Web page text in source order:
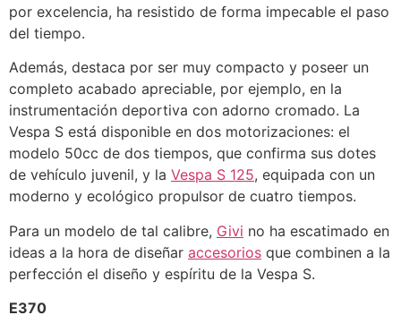
por excelencia, ha resistido de forma impecable el paso
del tiempo.
Además, destaca por ser muy compacto y poseer un
completo acabado apreciable, por ejemplo, en la
instrumentación deportiva con adorno cromado. La
Vespa S está disponible en dos motorizaciones: el
modelo 50cc de dos tiempos, que confirma sus dotes
de vehículo juvenil, y la Vespa S 125, equipada con un
moderno y ecológico propulsor de cuatro tiempos.
Para un modelo de tal calibre, Givi no ha escatimado en
ideas a la hora de diseñar accesorios que combinen a la
perfección el diseño y espíritu de la Vespa S.
E370